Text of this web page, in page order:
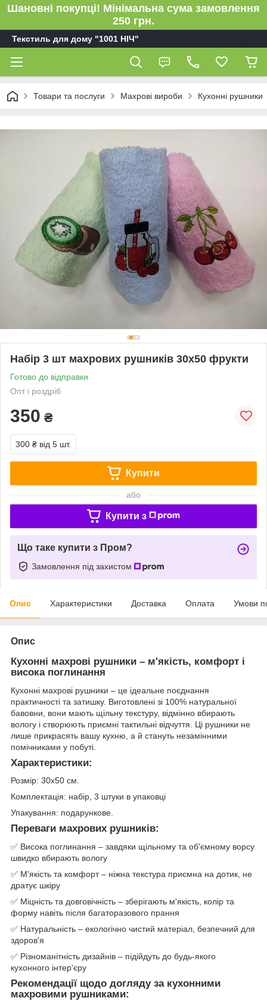
Шановні покупці! Мінімальна сума замовлення
250 грн.
Текстиль для дому "1001 НІЧ"
Товари та послуги Махрові вироби Кухонні рушники
Набір 3 шт махрових рушників 30х50 фрукти
Готово до відправки
Опт і роздріб
350 ₴
300 ₴ від 5 шт.
Купити
або
Купити з
Що таке купити з Пром?
Замовлення під захистом
Опис Характеристики Доставка Оплата Умови
Опис
Кухонні махрові рушники – м'якість, комфорт і
висока поглинання
Кухонні махрові рушники – це ідеальне поєднання
практичності та затишку. Виготовлені зі 100% натуральної
бавовни, вони мають щільну текстуру, відмінно вбирають
вологу і створюють приємні тактильні відчуття. Ці рушники не
лише прикрасять вашу кухню, а й стануть незамінними
помічниками у побуті.
Характеристики:
Розмір: 30х50 см.
Комплектація: набір, 3 штуки в упаковці
Упакування: подарункове.
Переваги махрових рушників:
✅ Висока поглинання – завдяки щільному та об'ємному ворсу
швидко вбирають вологу
✅ М'якість та комфорт – ніжна текстура приємна на дотик, не
дратує шкіру
✅ Міцність та довговічність – зберігають м'якість, колір та
форму навіть після багаторазового прання
✅ Натуральність – екологічно чистий матеріал, безпечний для
здоров'я
✅ Різноманітність дизайнів – підійдуть до будь-якого
кухонного інтер'єру
Рекомендації щодо догляду за кухонними
махровими рушниками: